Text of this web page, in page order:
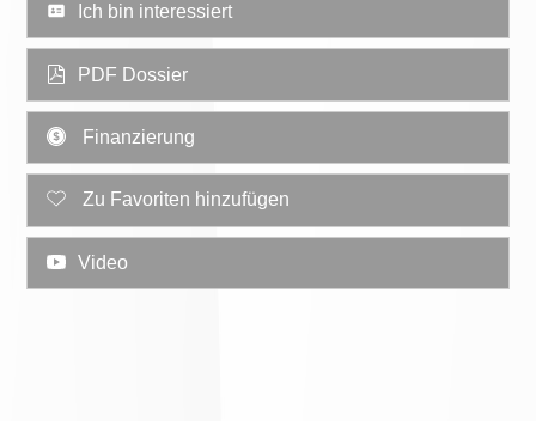
Ich bin interessiert
PDF Dossier
Finanzierung
Zu Favoriten hinzufügen
Video